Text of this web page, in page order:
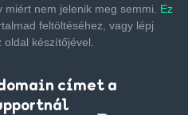
nem jelenik meg semmi. Ez
feltöltéséhez, vagy lépj
készítőjével.
címet a